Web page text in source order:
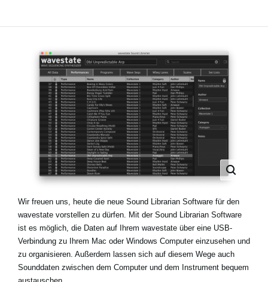
Support
Händlersuche
Shop
Neuigkeiten
Gebiet / Land
Über KORG
Wir freuen uns, heute die neue Sound Librarian Software für den
wavestate vorstellen zu dürfen. Mit der Sound Librarian Software
ist es möglich, die Daten auf Ihrem wavestate über eine USB-
Verbindung zu Ihrem Mac oder Windows Computer einzusehen und
zu organisieren. Außerdem lassen sich auf diesem Wege auch
Sounddaten zwischen dem Computer und dem Instrument bequem